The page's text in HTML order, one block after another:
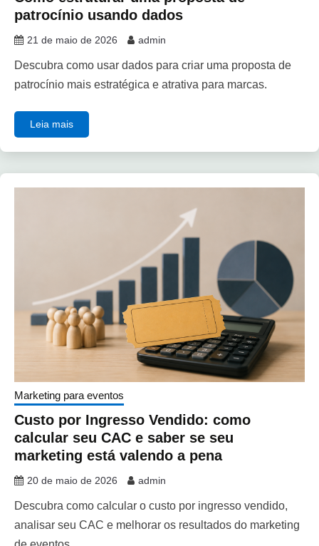
patrocínio usando dados
21 de maio de 2026 admin
Descubra como usar dados para criar uma proposta de
patrocínio mais estratégica e atrativa para marcas.
Leia mais
Marketing para eventos
Custo por Ingresso Vendido: como
calcular seu CAC e saber se seu
marketing está valendo a pena
20 de maio de 2026 admin
Descubra como calcular o custo por ingresso vendido,
analisar seu CAC e melhorar os resultados do marketing